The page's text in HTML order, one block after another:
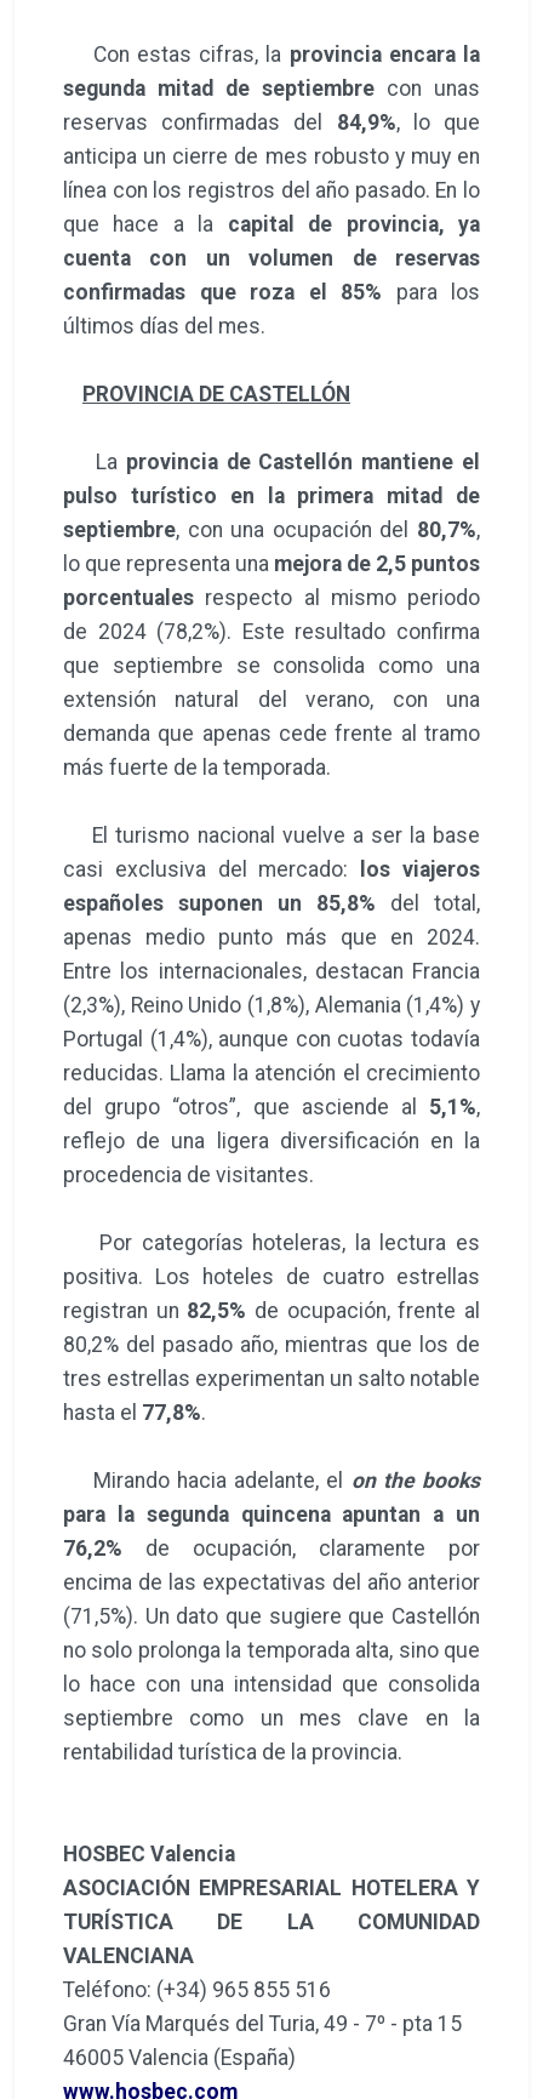
Con estas cifras, la provincia encara la
segunda mitad de septiembre con unas
reservas confirmadas del 84,9%, lo que
anticipa un cierre de mes robusto y muy en
línea con los registros del año pasado. En lo
que hace a la capital de provincia, ya
cuenta con un volumen de reservas
confirmadas que roza el 85% para los
últimos días del mes.
PROVINCIA DE CASTELLÓN
La provincia de Castellón mantiene el
pulso turístico en la primera mitad de
septiembre, con una ocupación del 80,7%,
lo que representa una mejora de 2,5 puntos
porcentuales respecto al mismo periodo
de 2024 (78,2%). Este resultado confirma
que septiembre se consolida como una
extensión natural del verano, con una
demanda que apenas cede frente al tramo
más fuerte de la temporada.
El turismo nacional vuelve a ser la base
casi exclusiva del mercado:
los viajeros
españoles suponen un 85,8% del total,
apenas medio punto más que en 2024.
Entre los internacionales, destacan Francia
(2,3%), Reino Unido (1,8%), Alemania (1,4%) y
Portugal (1,4%), aunque con cuotas todavía
reducidas. Llama la atención el crecimiento
del grupo “otros”, que asciende al
5,1%,
reflejo de una ligera diversificación en la
procedencia de visitantes.
Por categorías hoteleras, la lectura es
positiva. Los hoteles de cuatro estrellas
registran un 82,5% de ocupación, frente al
80,2% del pasado año, mientras que los de
tres estrellas experimentan un salto notable
hasta el 77,8%.
Mirando hacia adelante, el on the books
para la segunda quincena apuntan a un
76,2% de ocupación, claramente por
encima de las expectativas del año anterior
(71,5%). Un dato que sugiere que Castellón
no solo prolonga la temporada alta, sino que
lo hace con una intensidad que consolida
septiembre como un mes clave en la
rentabilidad turística de la provincia.
HOSBEC Valencia
ASOCIACIÓN EMPRESARIAL HOTELERA Y
TURÍSTICA DE LA COMUNIDAD
VALENCIANA
Teléfono: (+34) 965 855 516
Gran Vía Marqués del Turia, 49 - 7º - pta 15
46005 Valencia (España)
www.hosbec.com